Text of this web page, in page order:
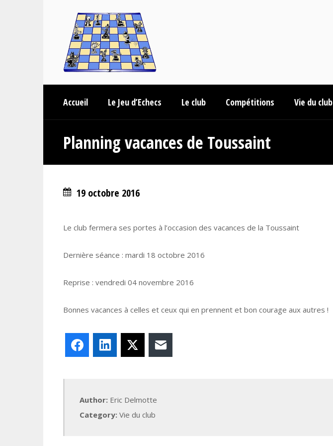
Accueil Le Jeu d’Echecs Le club Compétitions Vie du club
Planning vacances de Toussaint
19 octobre 2016
Le club fermera ses portes à l’occasion des vacances de la Toussaint
Dernière séance : mardi 18 octobre 2016
Reprise : vendredi 04 novembre 2016
Bonnes vacances à celles et ceux qui en prennent et bon courage aux autres !
FacebookLinkedIn
Author: Eric Delmotte
Category: Vie du club